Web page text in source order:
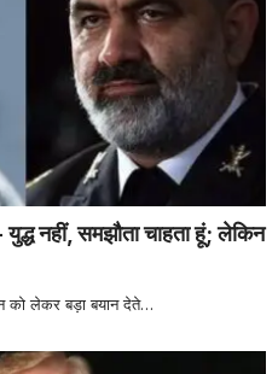
नहीं, समझौता चाहता हूं; लेकिन
को लेकर बड़ा बयान देते…